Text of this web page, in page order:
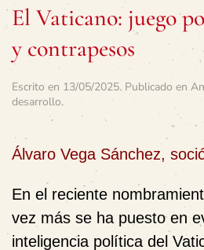
El Vaticano: juego
y contrapesos
Escrito en 13/05/2025. Publicado en
desarrollo.
Álvaro Vega Sánchez,
En el reciente
vez más se ha puesto en
inteligencia política del